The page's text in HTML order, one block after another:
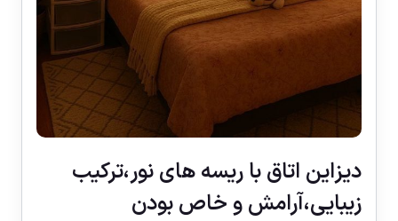
دیزاین اتاق با ریسه های نور،ترکیب
زیبایی،آرامش و خاص بودن